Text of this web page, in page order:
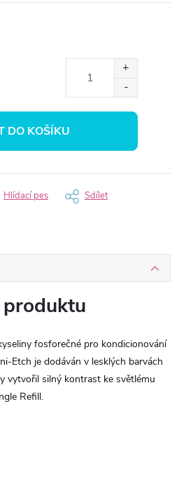
DO KOŠÍKU
Hlídací pes Sdílet
fosforečné pro kondicionování
Etch je dodáván v lesklých barvách
vytvořil silný kontrast ke světlému
Refill.